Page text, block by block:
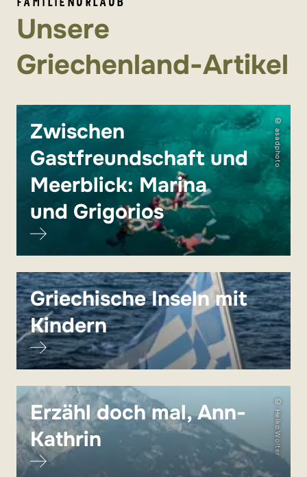
Unsere
Griechenland-Artikel
Zwischen
Gastfreundschaft und
Meerblick: Marina
und Grigorios
© asadphoto
Griechische Inseln mit
Kindern
Erzähl doch mal, Ann-
Kathrin
© Heiko Wolter